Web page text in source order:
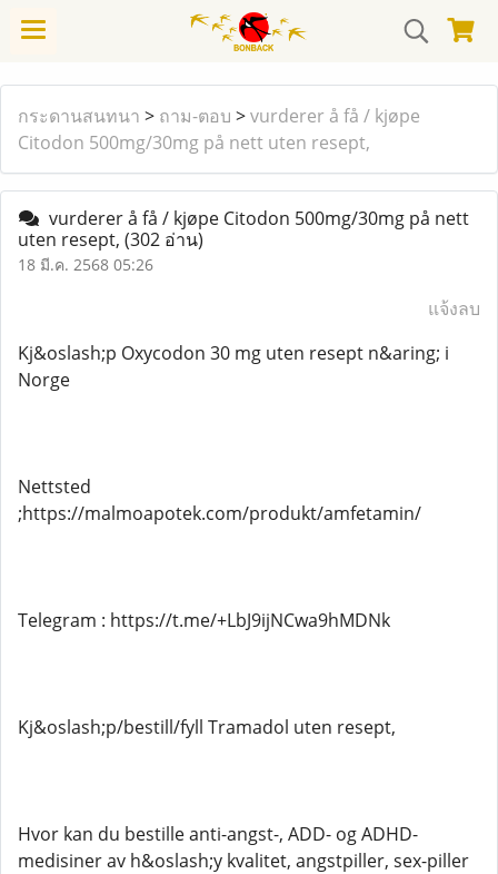
กระดานสนทนา > ถาม-ตอบ >vurderer å få / kjøpe
Citodon 500mg/30mg på nett uten resept,
vurderer å få / kjøpe Citodon 500mg/30mg på nett
uten resept, (302 อ่าน)
18 มี.ค. 2568 05:26
แจ้งลบ
Kj&oslash;p Oxycodon 30 mg uten resept n&aring; i
Norge
Nettsted
;https://malmoapotek.com/produkt/amfetamin/
Telegram : https://t.me/+LbJ9ijNCwa9hMDNk
Kj&oslash;p/bestill/fyll Tramadol uten resept,
Hvor kan du bestille anti-angst-, ADD- og ADHD-
medisiner av h&oslash;y kvalitet, angstpiller, sex-piller